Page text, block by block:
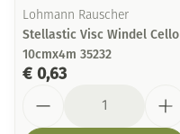
Lohmann Rauscher
Stellastic Visc Windel Cello
10cmx4m 35232
€ 0,63